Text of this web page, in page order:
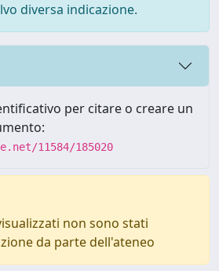
diversa indicazione.
per citare o creare un
11584/185020
non sono stati
da parte dell'ateneo